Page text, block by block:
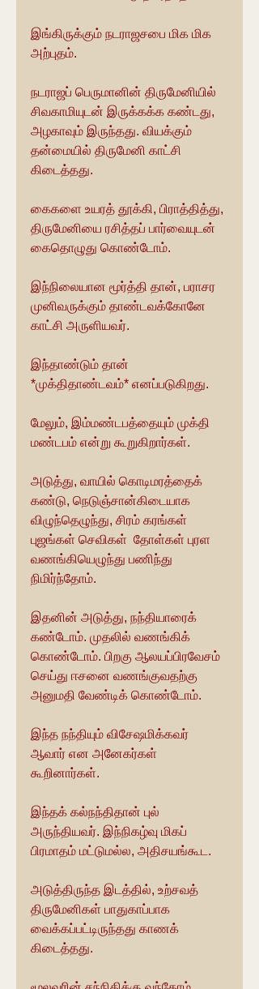
இங்கிருக்கும் நடராஜசபை மிக மிக
அற்புதம்.
நடராஜப் பெருமானின் திருமேனியில்
சிவகாமியுடன் இருக்கக்க கண்டது,
அழகாவும் இருந்தது. வியக்கும்
தன்மையில் திருமேனி காட்சி
கிடைத்தது.
கைகளை உயரத் தூக்கி, பிராத்தித்து,
திருமேனியை ரசித்தப் பார்வையுடன்
கைதொழுது கொண்டோம்.
இந்நிலையான மூர்த்தி தான், பராசர
முனிவருக்கும் தாண்டவக்கோனே
காட்சி அருளியவர்.
இந்தாண்டும் தான்
*முக்திதாண்டவம்* எனப்படுகிறது.
மேலும், இம்மண்டபத்தையும் முக்தி
மண்டபம் என்று கூறுகிறார்கள்.
அடுத்து, வாயில் கொடிமரத்தைக்
கண்டு, நெடுஞ்சான்கிடையாக
விழுந்தெழுந்து, சிரம் கரங்கள்
புஜங்கள் செவிகள்  தோள்கள் புரள
வணங்கியெழுந்து பணிந்து
நிமிர்ந்தோம்.
இதனின் அடுத்து, நந்தியாரைக்
கண்டோம். முதலில் வணங்கிக்
கொண்டோம். பிறகு ஆலயப்பிரவேசம்
செய்து ஈசனை வணங்குவதற்கு
அனுமதி வேண்டிக் கொண்டோம்.
இந்த நந்தியும் விசேஷமிக்கவர்
ஆவார் என அனேகர்கள்
கூறினார்கள்.
இந்தக் கல்நந்திதான் புல்
அருந்தியவர். இந்நிகழ்வு மிகப்
பிரமாதம் மட்டுமல்ல, அதிசயங்கூட.
அடுத்திருந்த இடத்தில், உற்சவத்
திருமேனிகள் பாதுகாப்பாக
வைக்கப்பட்டிருந்தது காணக்
கிடைத்தது.